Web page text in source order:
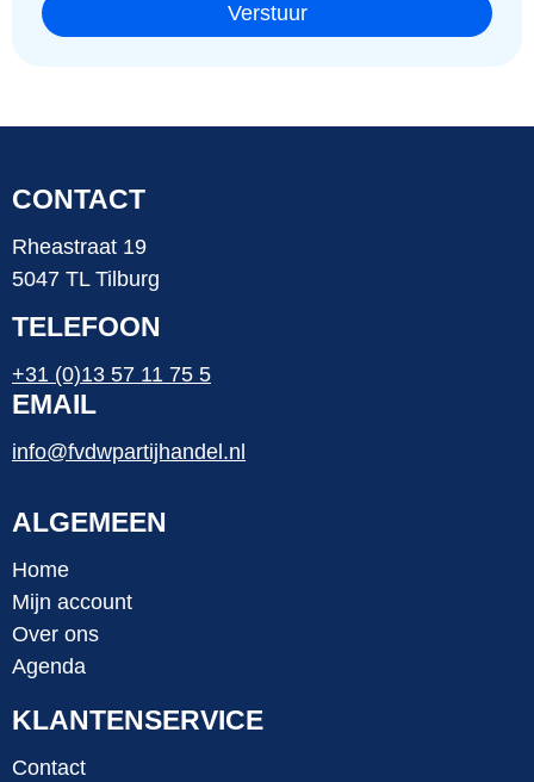
Verstuur
CONTACT
Rheastraat 19
5047 TL Tilburg
TELEFOON
+31 (0)13 57 11 75 5
EMAIL
info@fvdwpartijhandel.nl
ALGEMEEN
Home
Mijn account
Over ons
Agenda
KLANTENSERVICE
Contact